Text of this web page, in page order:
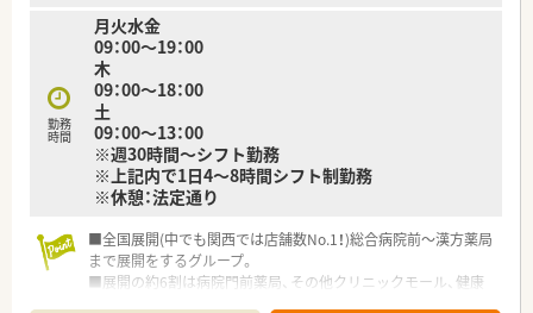
勤務
時間
月火水金
09：00～19：00
木
09：00～18：00
土
09：00～13：00
※週30時間～シフト勤務
※上記内で1日4～8時間シフト制勤務
※休憩：法定通り
■全国展開(中でも関西では店舗数No.1！)総合病院前～漢方薬局
まで展開をするグループ。
■展開の約6割は病院門前薬局、その他クリニックモール、健康